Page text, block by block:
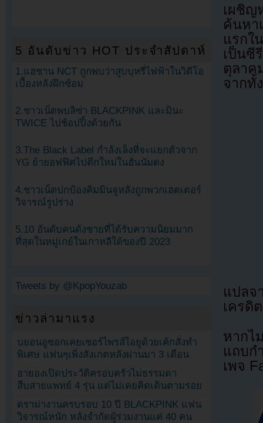
เผชิญ
ค้นหา
แรกใ
เป็นซี
ตุลา
จากทั้
แปล
เครดิ
หากไ
แถบก
เพจ
5 อันดับข่าว HOT ประจำสัปดาห์
1.แฮชาน NCT ถูกพบว่าสูบบุหรี่ไฟฟ้าในวิดีโอ
เบื้องหลังฝึกซ้อม
2.ชาวเน็ตพบลิซ่า BLACKPINK และมินะ
TWICE ไปช้อปปิ้งด้วยกัน
3.The Black Label กำลังเล็งที่จะแยกตัวจาก
YG ย้ายอฟฟิศไปตึกใหม่ในฮันนัมดง
4.ชาวเน็ตปกป้องคิมมินจูหลังถูกพวกเฮดเตอร์
วิจารณ์รูปร่าง
5.10 อันดับคนดังชายที่ได้รับความนิยมมาก
ที่สุดในหมู่เกย์ในเกาหลีใต้ของปี 2023
Tweets by @KpopYouzab
ข่าวล่ามาแรง
บยอนอูซอกเคยเซอร์ไพรส์ไอยูด้วยเค้กสั่งทำ
พิเศษ แฟนๆเพิ่งสังเกตหลังผ่านมา 3 เดือน
ฮายองเปิดประวัติครอบครัวไม่ธรรมดา
สืบสายแพทย์ 4 รุ่น แต่ไม่เคยคิดเดินตามรอย
ดราม่างานครบรอบ 10 ปี BLACKPINK แฟน
วิจารณ์หนัก หลังจำกัดผู้ร่วมงานแค่ 40 คน